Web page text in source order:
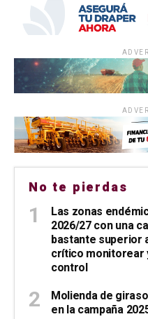
No te pierdas
Las zonas
2026/27 con una
bastante superior
crítico monitorear
control
Molienda de
en la campaña